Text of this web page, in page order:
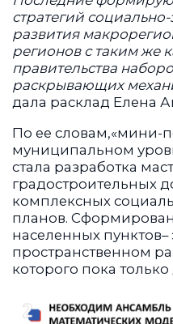
стратегий
развития
регионов с таким же
правительства
раскрывающих
дала расклад Елена
По ее словам,«мини-
муниципальном
стала разработка
градостроительных
комплексных
планов.
населенных
пространственном
которого пока